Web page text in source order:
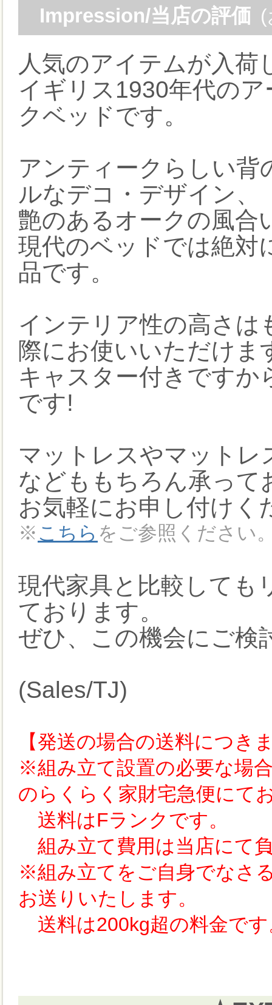
Impression/当店の評価
人気のアイテムが入荷
イギリス1930年代の
クベッドです。
アンティークらしい背
ルなデコ・デザイン、
艶のあるオークの風合
現代のベッドでは絶対
品です。
インテリア性の高さは
際にお使いいただけま
キャスター付きですか
です!
マットレスやマットレ
などももちろん承って
お気軽にお申し付けく
※こちら をご参照ください
現代家具と比較しても
ております。
ぜひ、この機会にご検
(Sales/TJ)
【発送の場合の送料につき
※組み立て設置の必要な場
のらくらく家財宅急便にて
送料はFランクです。
組み立て費用は当店にて
※組み立てをご自身でなさ
お送りいたします。
送料は200kg超の料金で